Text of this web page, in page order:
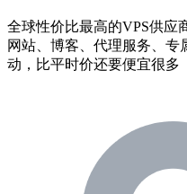
全球性价比最高的VPS供应
网站、博客、代理服务、
动，比平时价还要便宜很多